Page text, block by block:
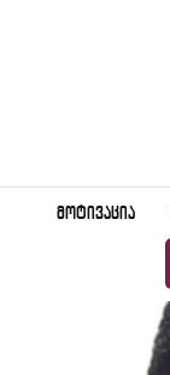
ᲛᲝᲢᲘᲕᲐᲪᲘᲐ